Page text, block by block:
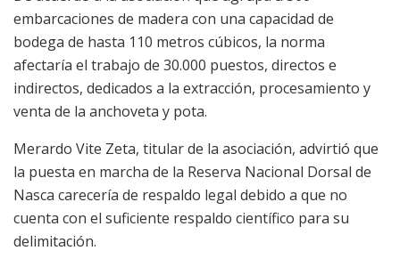
embarcaciones de madera con una capacidad de
bodega de hasta 110 metros cúbicos, la norma
afectaría el trabajo de 30.000 puestos, directos e
indirectos, dedicados a la extracción, procesamiento y
venta de la anchoveta y pota.
Merardo Vite Zeta, titular de la asociación, advirtió que
la puesta en marcha de la Reserva Nacional Dorsal de
Nasca carecería de respaldo legal debido a que no
cuenta con el suficiente respaldo científico para su
delimitación.